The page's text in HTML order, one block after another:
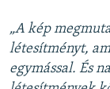
„A kép
létesítményt,
egymással. És